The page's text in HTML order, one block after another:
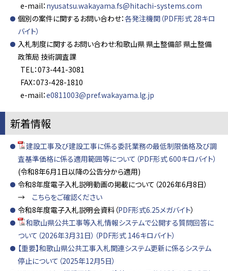
e-mail： nyusatsu.wakayama.fs@hitachi-systems.com
個別の案件に関するお問い合わせ：各発注機関（PDF形式 28キロ
バイト）
入札制度に関するお問い合わせ:和歌山県 県土整備部 県土整備
政策局 技術調査課
TEL：073-441-3081
FAX：073-428-1810
e-mail：e0811003@pref.wakayama.lg.jp
新着情報
建設工事及び建設工事に係る委託業務の最低制限価格及び調
査基準価格に係る適用範囲等について（PDF形式 600キロバイト）
(令和8年6月1日以降の公告分から適用)
令和8年度電子入札説明動画の掲載について（2026年6月8日）
→ こちらをご確認ください
令和8年度電子入札説明会資料（PDF形式6.25メガバイト）
和歌山県公共工事等入札情報システムで公開する質問回答に
ついて（2026年3月31日）（PDF形式 146キロバイト）
【重要】和歌山県公共工事入札関連システム更新に係るシステム
停止について（2025年12月5日）